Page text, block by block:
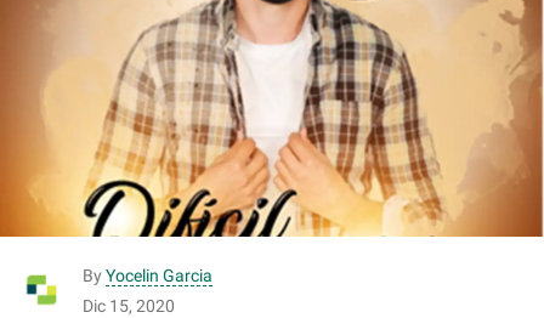
By Yocelin Garcia
Dic 15, 2020